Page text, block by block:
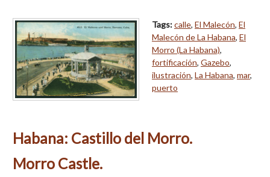
Tags:calle, El Malecón, El
Malecón de La Habana, El
Morro (La Habana),
fortificación, Gazebo,
ilustración, La Habana, mar,
puerto
Habana: Castillo del Morro.
Morro Castle.